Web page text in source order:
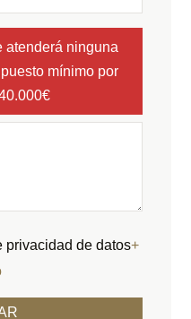
atenderá ninguna
mínimo por
privacidad de datos+